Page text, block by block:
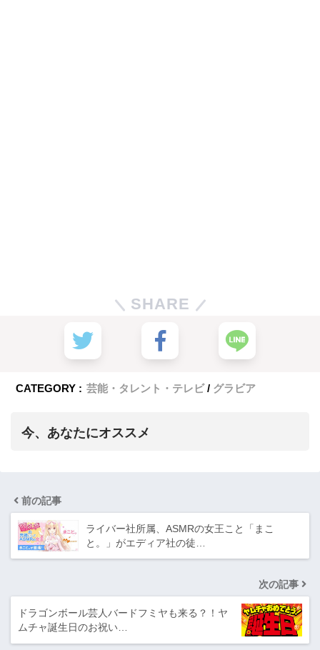
SHARE
CATEGORY : 芸能・タレント・テレビ グラビア
今、あなたにオススメ
前の記事
ライバー社所属、ASMRの女王こと「まこ
と。」がエディア社の徒…
次の記事
ドラゴンボール芸人バードフミヤも来る？！ヤ
ムチャ誕生日のお祝い…